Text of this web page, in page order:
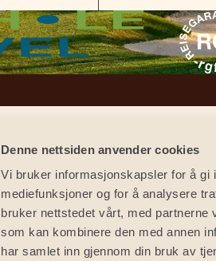
Denne nettsiden anvender cookies
Vi bruker informasjonskapsler for å gi
mediefunksjoner og for å analysere
bruker nettstedet vårt, med partnerne
som kan kombinere den med annen
har samlet inn gjennom din bruk av